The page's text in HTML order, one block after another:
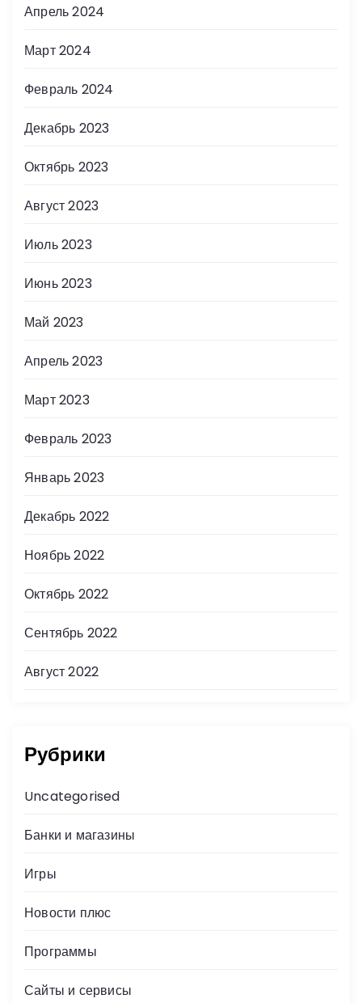
Апрель 2024
Март 2024
Февраль 2024
Декабрь 2023
Октябрь 2023
Август 2023
Июль 2023
Июнь 2023
Май 2023
Апрель 2023
Март 2023
Февраль 2023
Январь 2023
Декабрь 2022
Ноябрь 2022
Октябрь 2022
Сентябрь 2022
Август 2022
Рубрики
Uncategorised
Банки и магазины
Игры
Новости плюс
Программы
Сайты и сервисы